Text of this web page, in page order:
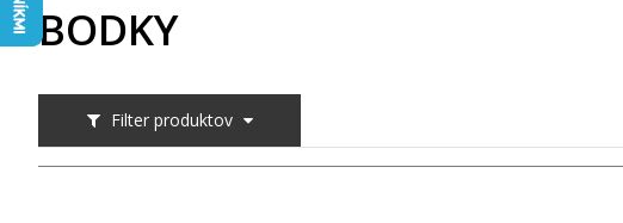
BODKY
Filter produktov